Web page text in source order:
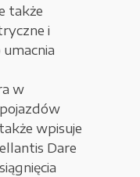
także
i
w
wpisuje
Dare